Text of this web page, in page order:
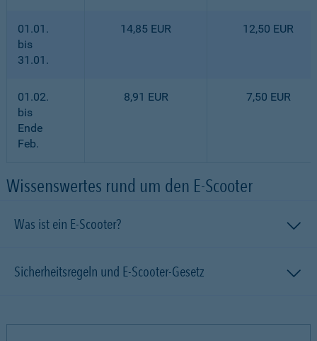
01.01.
bis
31.01.
14,85 EUR 12,50 EUR
01.02.
bis
Ende
Feb.
8,91 EUR 7,50 EUR
Wissenswertes rund um den E-Scooter
Was ist ein E-Scooter?
Sicherheitsregeln und E-Scooter-Gesetz